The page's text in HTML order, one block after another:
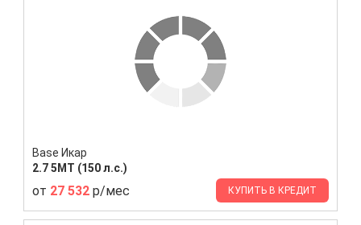
Base Икар
2.7 5МТ (150 л.с.)
от 27 532 р/мес КУПИТЬ В КРЕДИТ